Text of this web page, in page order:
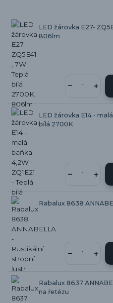
LED žárovka E27-
806lm
LED žárovka E14 -
bílá 2700K
Rabalux 8638
Rabalux 8637
na řetězu